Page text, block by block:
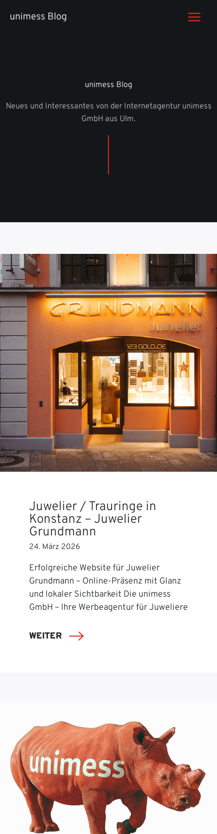
Inhaltunimess Blog
unimess Blog
Neues und Interessantes von der Internetagentur unimess
GmbH aus Ulm.
Juwelier / Trauringe in
Konstanz – Juwelier
Grundmann
24. März 2026
Erfolgreiche Website für Juwelier
Grundmann – Online-Präsenz mit Glanz
und lokaler Sichtbarkeit Die unimess
GmbH – Ihre Werbeagentur für Juweliere
WEITER
SEITE
SEITESEITESEITE